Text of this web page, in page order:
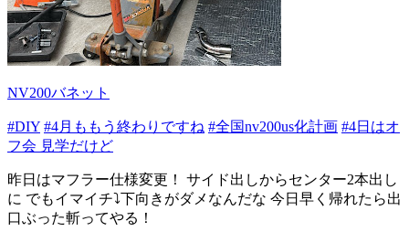
NV200バネット
#DIY #4月ももう終わりですね #全国nv200us化計画 #4日はオ
フ会 見学だけど
昨日はマフラー仕様変更！ サイド出しからセンター2本出し
に でもイマイチ⤵️下向きがダメなんだな 今日早く帰れたら出
口ぶった斬ってやる！